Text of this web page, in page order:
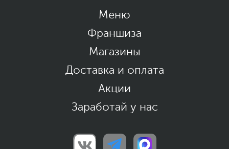
Меню
Франшиза
Магазины
Доставка и оплата
Акции
Заработай у нас